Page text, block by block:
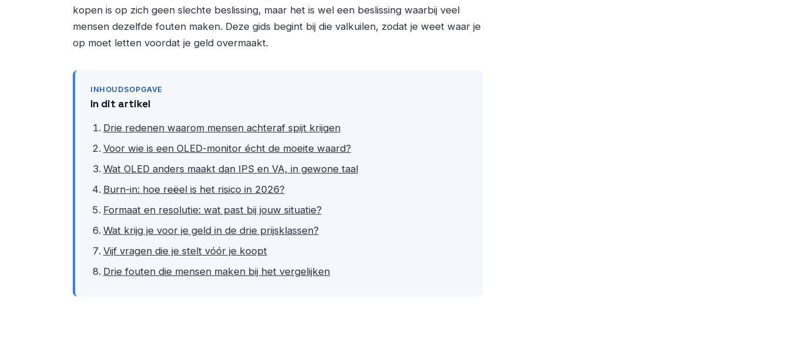
kopen is op zich geen slechte beslissing, maar het is wel een beslissing waarbij veel
mensen dezelfde fouten maken. Deze gids begint bij die valkuilen, zodat je weet waar je
op moet letten voordat je geld overmaakt.
INHOUDSOPGAVE
In dit artikel
Drie redenen waarom mensen achteraf spijt krijgen
Voor wie is een OLED-monitor écht de moeite waard?
Wat OLED anders maakt dan IPS en VA, in gewone taal
Burn-in: hoe reëel is het risico in 2026?
Formaat en resolutie: wat past bij jouw situatie?
Wat krijg je voor je geld in de drie prijsklassen?
Vijf vragen die je stelt vóór je koopt
Drie fouten die mensen maken bij het vergelijken